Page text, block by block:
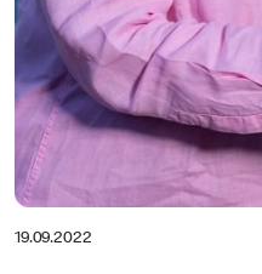
19.09.2022